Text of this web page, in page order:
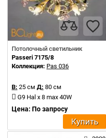
Потолочный светильник
Passeri 7175/8
Коллекция: Pas 036
В: 25 см Д: 80 см
G9 Hal x 8 max 40W
Цена: По запросу
Купить